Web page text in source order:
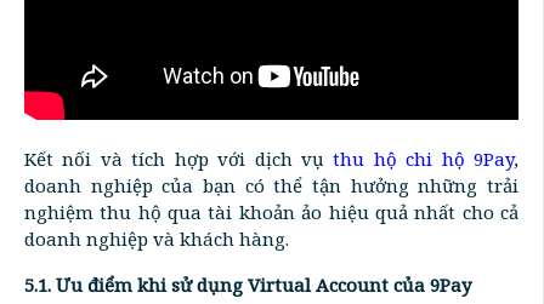
Kết nối và tích hợp với dịch vụthu hộ chi hộ 9Pay,
doanh nghiệp của bạn có thể tận hưởng những trải
nghiệm thu hộ qua tài khoản ảo hiệu quả nhất cho cả
doanh nghiệp và khách hàng.
5.1. Ưu điểm khi sử dụng Virtual Account của 9Pay